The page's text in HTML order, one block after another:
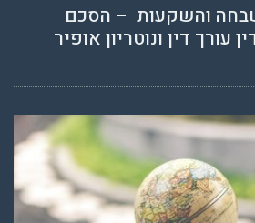
והשקעות – הסכם
דין ונוטריון אופיר